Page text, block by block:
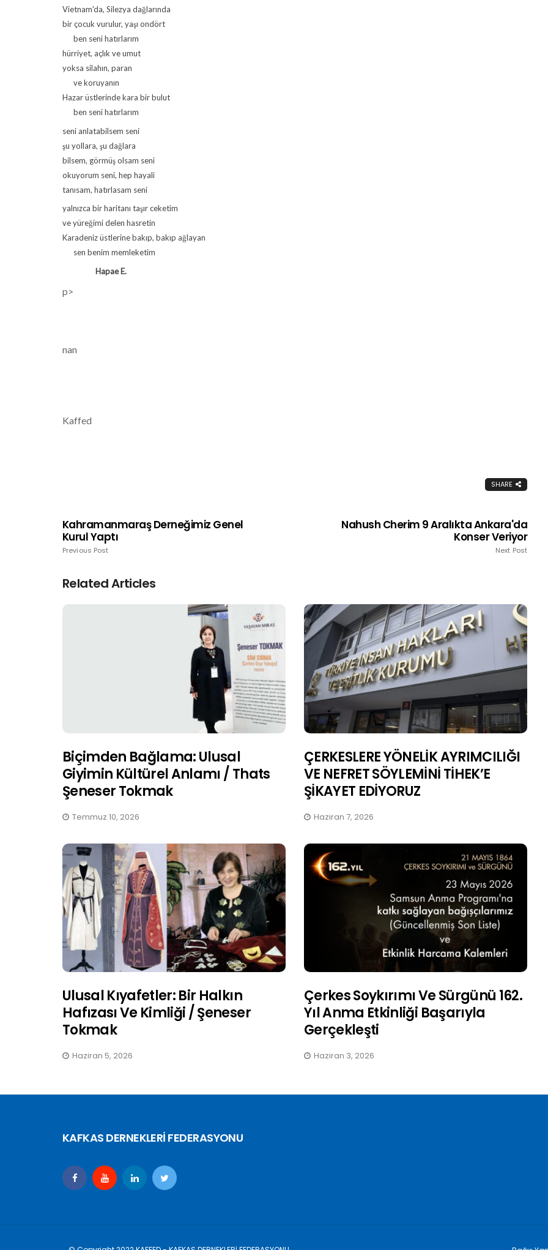
Vietnam'da, Silezya dağlarında
bir çocuk vurulur, yaşı ondört
ben seni hatırlarım
hürriyet, açlık ve umut
yoksa silahın, paran
ve koruyanın
Hazar üstlerinde kara bir bulut
ben seni hatırlarım
seni anlatabilsem seni
şu yollara, şu dağlara
bilsem, görmüş olsam seni
okuyorum seni, hep hayali
tanısam, hatırlasam seni
yalnızca bir haritanı taşır ceketim
ve yüreğimi delen hasretin
Karadeniz üstlerine bakıp, bakıp ağlayan
sen benim memleketim
Hapae E.
p>
nan
Kaffed
SHARE
Kahramanmaraş Derneğimiz Genel
Kurul Yaptı
Previous Post
Nahush Cherim 9 Aralıkta Ankara'da
Konser Veriyor
Next Post
Related Articles
Biçimden Bağlama: Ulusal
Giyimin Kültürel Anlamı / Thats
Şeneser Tokmak
Temmuz 10, 2026
ÇERKESLERE YÖNELİK AYRIMCILIĞI
VE NEFRET SÖYLEMİNİ TİHEK’E
ŞİKAYET EDİYORUZ
Haziran 7, 2026
Ulusal Kıyafetler: Bir Halkın
Hafızası Ve Kimliği / Şeneser
Tokmak
Haziran 5, 2026
Çerkes Soykırımı Ve Sürgünü 162.
Yıl Anma Etkinliği Başarıyla
Gerçekleşti
Haziran 3, 2026
KAFKAS DERNEKLERİ FEDERASYONU